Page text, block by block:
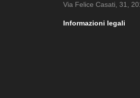
Via Felice Casati, 31,
Informazioni legali